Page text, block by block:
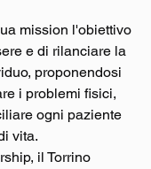
mission l'obiettivo
e di rilanciare la
proponendosi
i problemi fisici,
ogni paziente
vita.
il Torrino